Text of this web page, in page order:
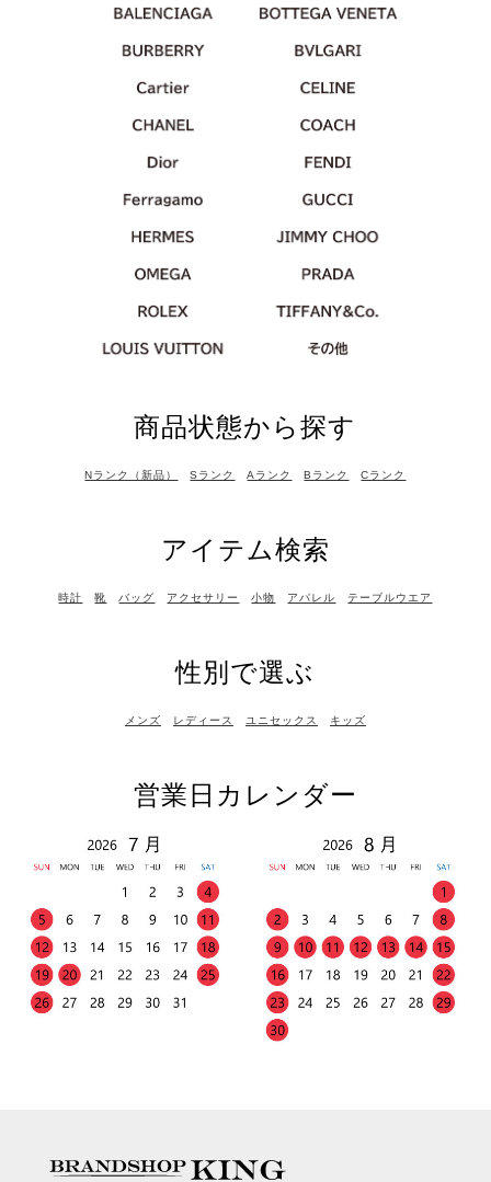
商品状態から探す
Nランク（新品） Sランク Aランク Bランク Cランク
アイテム検索
時計 靴 バッグ アクセサリー 小物 アパレル テーブルウエア
性別で選ぶ
メンズ レディース ユニセックス キッズ
営業日カレンダー